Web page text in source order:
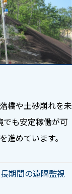
橋や土砂崩れを未
も安定稼働が可
めています。
期間の遠隔監視